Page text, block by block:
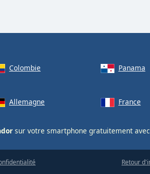
Colombie Panama
Allemagne France
sur votre smartphone gratuitement
Retour